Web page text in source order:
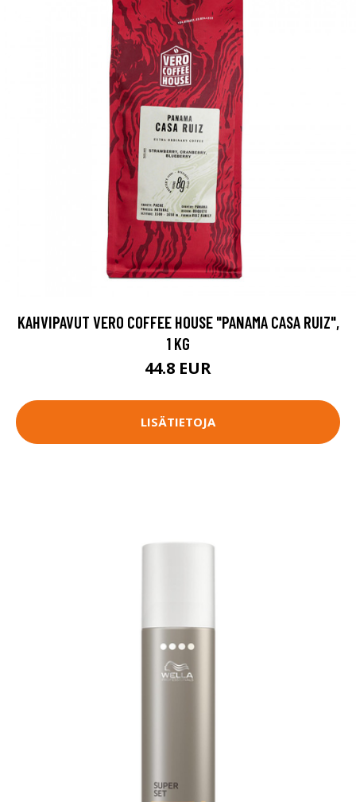
KAHVIPAVUT VERO COFFEE HOUSE "PANAMA CASA RUIZ",
1 KG
44.8 EUR
LISÄTIETOJA